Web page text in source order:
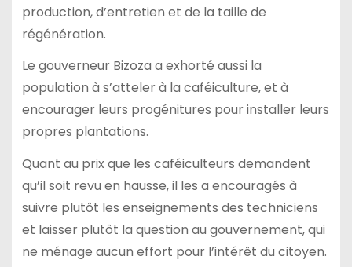
production, d’entretien et de la taille de
régénération.
Le gouverneur Bizoza a exhorté aussi la
population à s’atteler à la caféiculture, et à
encourager leurs progénitures pour installer leurs
propres plantations.
Quant au prix que les caféiculteurs demandent
qu’il soit revu en hausse, il les a encouragés à
suivre plutôt les enseignements des techniciens
et laisser plutôt la question au gouvernement, qui
ne ménage aucun effort pour l’intérêt du citoyen.